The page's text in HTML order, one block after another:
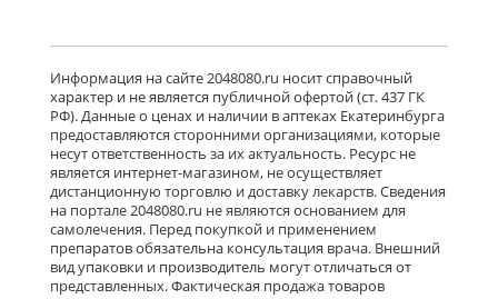
Лиорезал Интратекальный (раствор
для интратекального введения 0,05
мг/мл 1 мл № 5 амп. ) Новартис
Фарма Штейн АГ Швейцария
Нет в аптеках города
достигнут конец страницы
Информация на сайте 2048080.ru носит справочный
характер и не является публичной офертой (ст. 437 ГК
РФ). Данные о ценах и наличии в аптеках Екатеринбурга
предоставляются сторонними организациями, которые
несут ответственность за их актуальность. Ресурс не
является интернет-магазином, не осуществляет
дистанционную торговлю и доставку лекарств. Сведения
на портале 2048080.ru не являются основанием для
самолечения. Перед покупкой и применением
препаратов обязательна консультация врача. Внешний
вид упаковки и производитель могут отличаться от
представленных. Фактическая продажа товаров